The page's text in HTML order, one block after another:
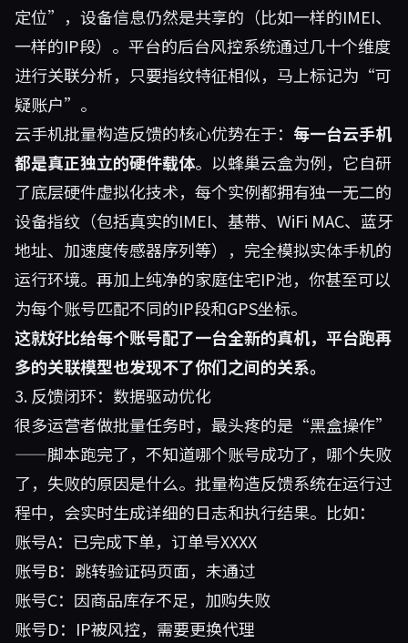
定位”，设备信息仍然是共享的（比如一样的IMEI、
一样的IP段）。平台的后台风控系统通过几十个维度
进行关联分析，只要指纹特征相似，马上标记为“可
疑账户”。
云手机批量构造反馈的核心优势在于： 每一台云手机
都是真正独立的硬件载体。以蜂巢云盒为例，它自研
了底层硬件虚拟化技术，每个实例都拥有独一无二的
设备指纹（包括真实的IMEI、基带、WiFi MAC、蓝牙
地址、加速度传感器序列等），完全模拟实体手机的
运行环境。再加上纯净的家庭住宅IP池，你甚至可以
为每个账号匹配不同的IP段和GPS坐标。
这就好比给每个账号配了一台全新的真机，平台跑再
多的关联模型也发现不了你们之间的关系。
3. 反馈闭环：数据驱动优化
很多运营者做批量任务时，最头疼的是“黑盒操作”
——脚本跑完了，不知道哪个账号成功了，哪个失败
了，失败的原因是什么。批量构造反馈系统在运行过
程中，会实时生成详细的日志和执行结果。比如：
账号A：已完成下单，订单号XXXX
账号B：跳转验证码页面，未通过
账号C：因商品库存不足，加购失败
账号D：IP被风控，需要更换代理